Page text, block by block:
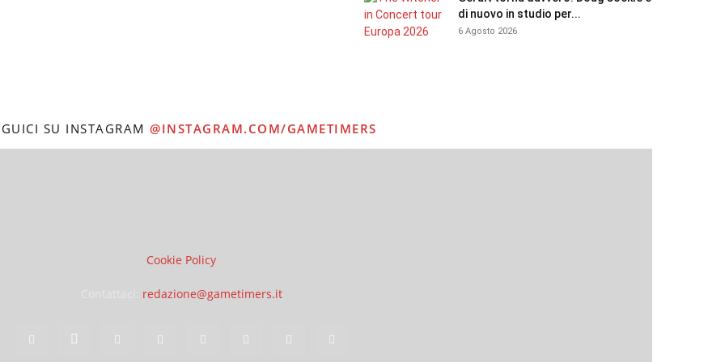
di nuovo in studio per...
6 Agosto 2026
SU INSTAGRAM @INSTAGRAM.COM/GAMETIMERS
Cookie Policy
redazione@gametimers.it